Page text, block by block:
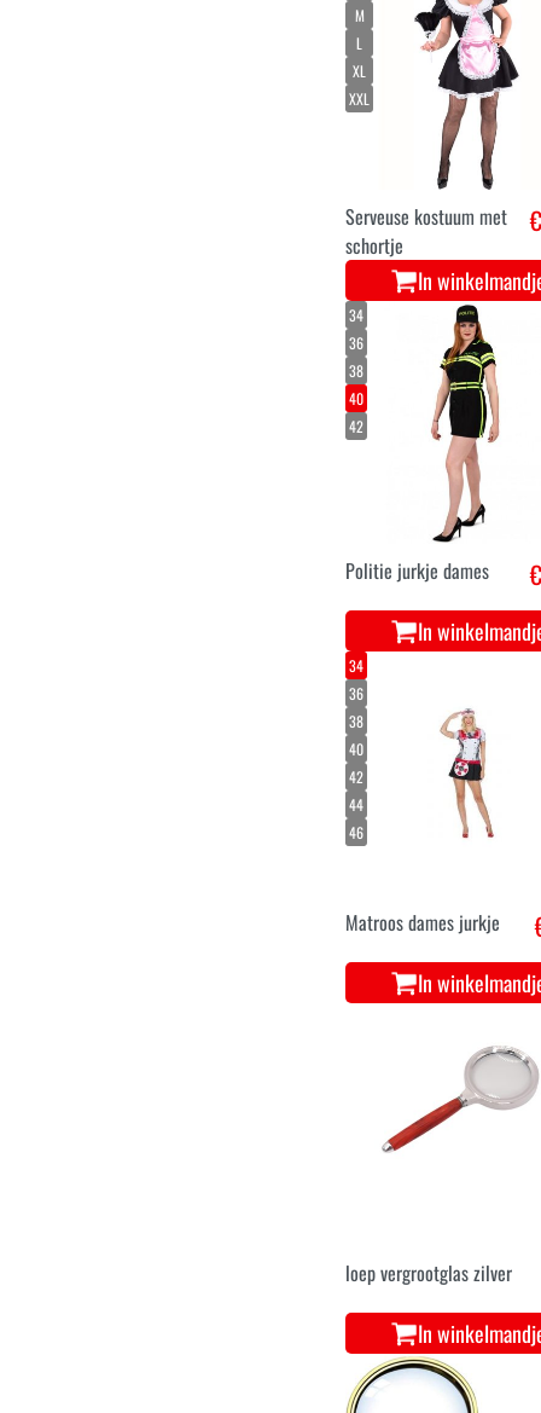
M
L
XL
XXL
Serveuse kostuum met
schortje
In
34
36
38
40
42
Politie jurkje dames
In
34
36
38
40
42
44
46
Matroos dames jurkje
In
loep vergrootglas zilver
In